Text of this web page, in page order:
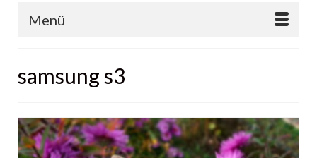
Menü
samsung s3